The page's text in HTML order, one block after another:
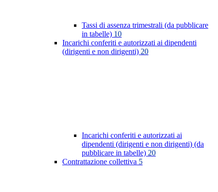
Tassi di assenza trimestrali (da pubblicare
in tabelle) 10
Incarichi conferiti e autorizzati ai dipendenti
(dirigenti e non dirigenti) 20
Incarichi conferiti e autorizzati ai
dipendenti (dirigenti e non dirigenti) (da
pubblicare in tabelle) 20
Contrattazione collettiva 5